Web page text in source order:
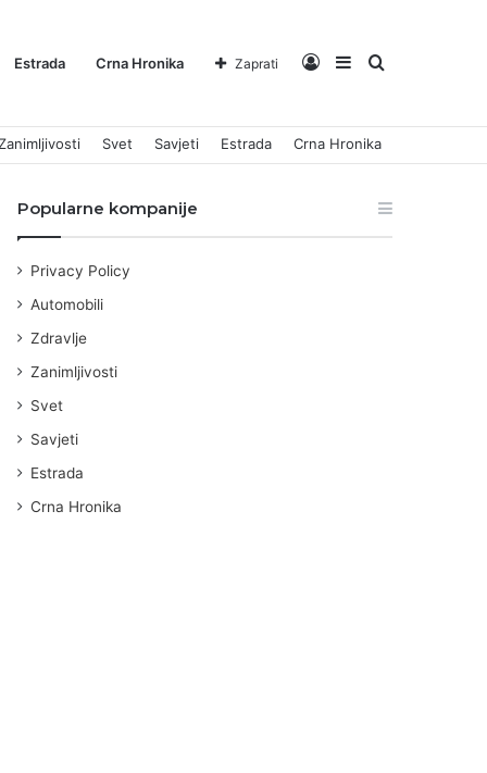
Estrada Crna Hronika Pretraga
Sidebar
Log
Zaprati
Svet Savjeti Estrada Crna Hronika
Popularne kompanije
Privacy Policy
Automobili
Zdravlje
Zanimljivosti
Svet
Savjeti
Estrada
Crna Hronika